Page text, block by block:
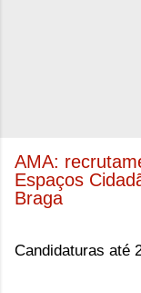
AMA:
Espaços
Braga
Candidaturas até